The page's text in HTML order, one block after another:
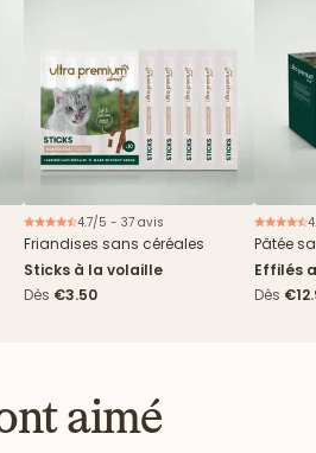
4.7/5 - 37 avis
Friandises sans céréales
Sticks à la volaille
Dès €3.50
Pâtée
Effilés
Dès
aimé